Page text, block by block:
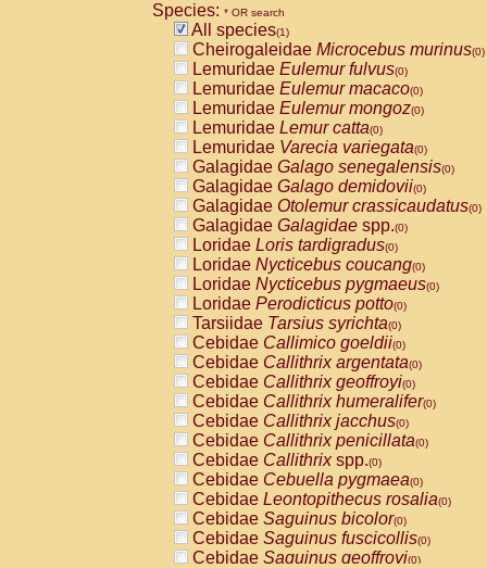
Species: * OR search
All species(1)
Cheirogaleidae Microcebus murinus(0)
Lemuridae Eulemur fulvus(0)
Lemuridae Eulemur macaco(0)
Lemuridae Eulemur mongoz(0)
Lemuridae Lemur catta(0)
Lemuridae Varecia variegata(0)
Galagidae Galago senegalensis(0)
Galagidae Galago demidovii(0)
Galagidae Otolemur crassicaudatus(0)
Galagidae Galagidae spp.(0)
Loridae Loris tardigradus(0)
Loridae Nycticebus coucang(0)
Loridae Nycticebus pygmaeus(0)
Loridae Perodicticus potto(0)
Tarsiidae Tarsius syrichta(0)
Cebidae Callimico goeldii(0)
Cebidae Callithrix argentata(0)
Cebidae Callithrix geoffroyi(0)
Cebidae Callithrix humeralifer(0)
Cebidae Callithrix jacchus(0)
Cebidae Callithrix penicillata(0)
Cebidae Callithrixspp.(0)
Cebidae Cebuella pygmaea(0)
Cebidae Leontopithecus rosalia(0)
Cebidae Saguinus bicolor(0)
Cebidae Saguinus fuscicollis(0)
Cebidae Saguinus geoffroyi(0)